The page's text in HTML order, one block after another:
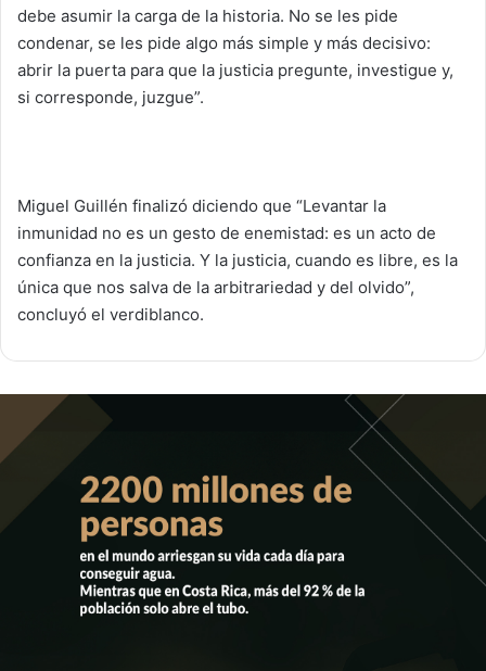
debe asumir la carga de la historia. No se les pide
condenar, se les pide algo más simple y más decisivo:
abrir la puerta para que la justicia pregunte, investigue y,
si corresponde, juzgue”.
Miguel Guillén finalizó diciendo que “Levantar la
inmunidad no es un gesto de enemistad: es un acto de
confianza en la justicia. Y la justicia, cuando es libre, es la
única que nos salva de la arbitrariedad y del olvido”,
concluyó el verdiblanco.